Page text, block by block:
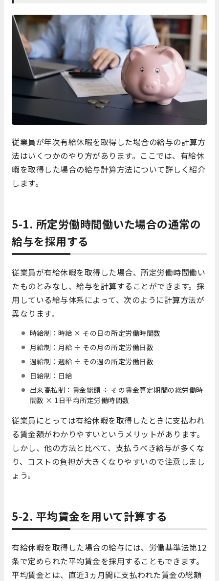
従業員が年次有給休暇を取得した場合の給与の計算方
法はいくつかのやり方があります。ここでは、有給休
暇を取得した場合の給与計算方法について詳しく紹介
します。
5-1. 所定労働時間働いた場合の通常の
給与を採用する
従業員が有給休暇を取得した場合、所定労働時間働い
たものとみなし、給与を計算することができます。採
用している給与体系によって、次のように計算方法が
異なります。
時給制：時給 × その日の所定労働時間数
月給制：月給 ÷ その月の所定労働日数
週給制：週給 ÷ その週の所定労働日数
日給制：日給
出来高払制：賃金総額 ÷ その賃金算定期間の総労働時
間数 × 1日平均所定労働時間数
従業員にとっては有給休暇を取得したときに支払われ
る賃金額がわかりやすいというメリットがあります。
しかし、他の方法と比べて、支払うべき給与が多くな
り、コストの負担が大きくなりやすいので注意しまし
ょう。
5-2. 平均賃金を用いて計算する
有給休暇を取得した場合の給与には、労働基準法第12
条で定められた平均賃金を採用することもできます。
平均賃金とは、直近3ヵ月間に支払われた賃金の総額